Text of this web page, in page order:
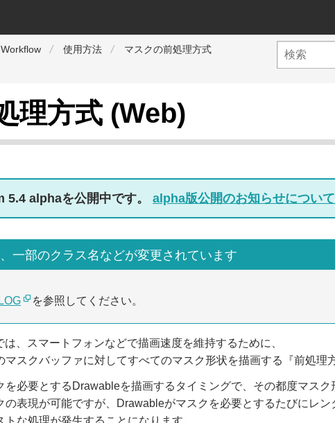
使用方法
マスクの前処理方式
理方式 (Web)
5.4 alphaを公開中です。 alpha版公開のお知らせについ
一部のクラス名などが変更されています
を参照してください。
、スマートフォンなどで描画速度を維持するために、
スクバッファに対してすべてのマスク形状を描画する『前処理
必要とするDrawableを描画するタイミングで、その都度マスク
の表現が可能ですが、Drawableがマスクを必要とするたびにレ
な処理が発生することになります。